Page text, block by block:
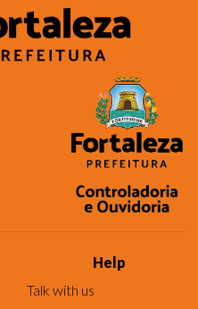
Help
Talk with us